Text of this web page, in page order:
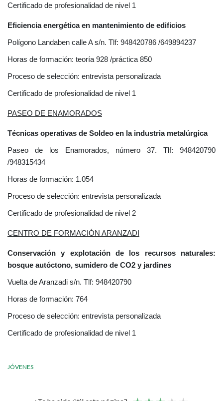
Certificado de profesionalidad de nivel 1
Eficiencia energética en mantenimiento de edificios
Polígono Landaben calle A s/n. Tlf: 948420786 /649894237
Horas de formación: teoría 928 /práctica 850
Proceso de selección: entrevista personalizada
Certificado de profesionalidad de nivel 1
PASEO DE ENAMORADOS
Técnicas operativas de Soldeo en la industria metalúrgica
Paseo de los Enamorados, número 37. Tlf: 948420790
/948315434
Horas de formación: 1.054
Proceso de selección: entrevista personalizada
Certificado de profesionalidad de nivel 2
CENTRO DE FORMACIÓN ARANZADI
Conservación y explotación de los recursos naturales:
bosque autóctono, sumidero de CO2 y jardines
Vuelta de Aranzadi s/n. Tlf: 948420790
Horas de formación: 764
Proceso de selección: entrevista personalizada
Certificado de profesionalidad de nivel 1
JÓVENES